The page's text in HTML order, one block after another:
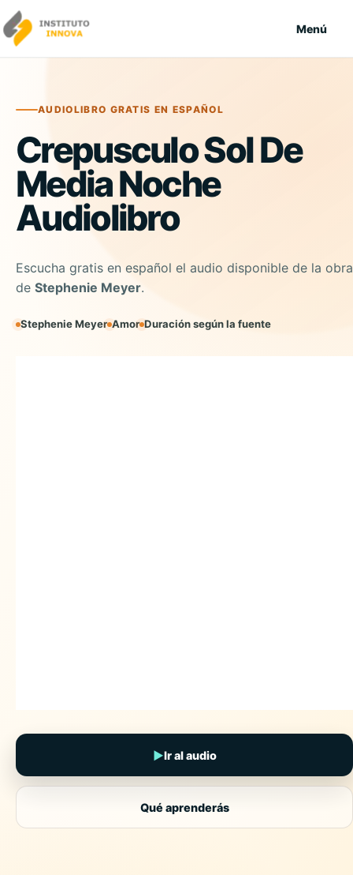
Saltar al contenido
Menú
AUDIOLIBRO GRATIS EN ESPAÑOL
Crepusculo Sol De
Media Noche
Audiolibro
Escucha gratis en español el audio disponible de la obra
de Stephenie Meyer.
Stephenie Meyer Amor Duración según la fuente
▶Ir al audio
Qué aprenderás